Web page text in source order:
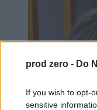
prod zero - Do
If you wish to opt-
sensitive